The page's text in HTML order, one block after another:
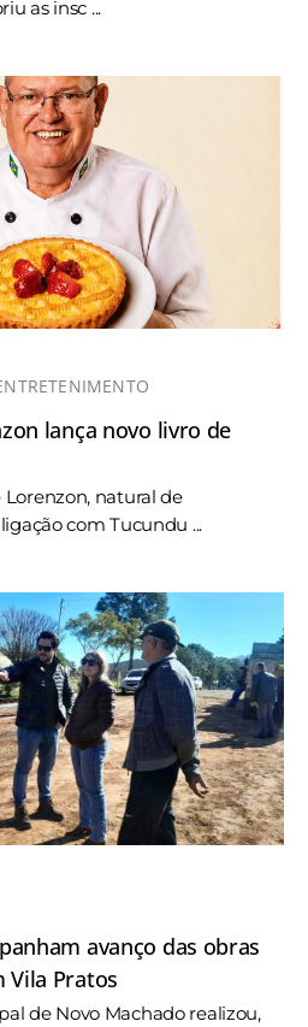
as insc ...
lança novo livro de
natural de
com Tucundu ...
avanço das obras
Vila Pratos
de Novo Machado realizou,